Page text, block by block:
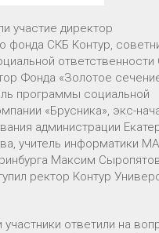
участие директор
фонда СКБ Контур,
ответственности
Фонда «Золотое
программы социальной
«Брусника», экс-
администрации
учитель информатики
Максим
ректор Контур
участники ответили на